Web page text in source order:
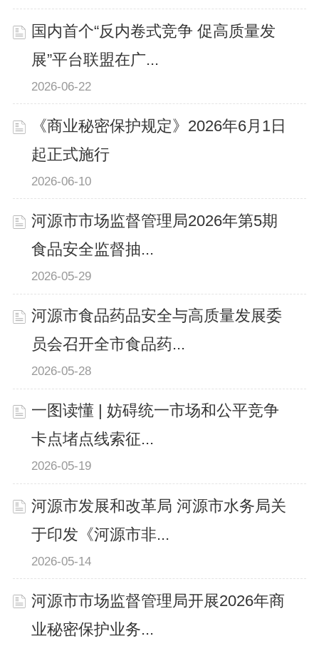
国内首个“反内卷式竞争 促高质量发
展”平台联盟在广...
2026-06-22
《商业秘密保护规定》2026年6月1日
起正式施行
2026-06-10
河源市市场监督管理局2026年第5期
食品安全监督抽...
2026-05-29
河源市食品药品安全与高质量发展委
员会召开全市食品药...
2026-05-28
一图读懂 | 妨碍统一市场和公平竞争
卡点堵点线索征...
2026-05-19
河源市发展和改革局 河源市水务局关
于印发《河源市非...
2026-05-14
河源市市场监督管理局开展2026年商
业秘密保护业务...